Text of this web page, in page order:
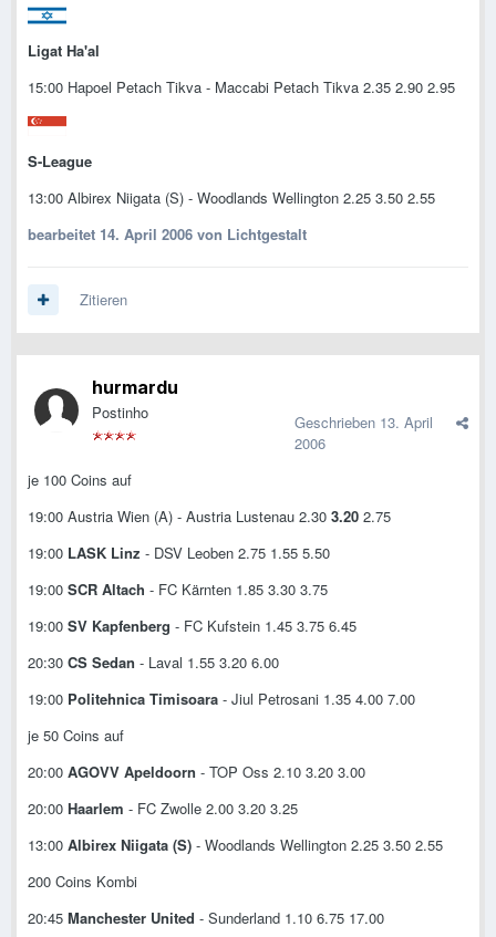
Ligat Ha'al
15:00 Hapoel Petach Tikva - Maccabi Petach Tikva 2.35 2.90 2.95
S-League
13:00 Albirex Niigata (S) - Woodlands Wellington 2.25 3.50 2.55
bearbeitet 14. April 2006 von Lichtgestalt
Zitieren
hurmardu
Postinho Geschrieben 13. April
2006
je 100 Coins auf
19:00 Austria Wien (A) - Austria Lustenau 2.30 3.20 2.75
19:00 LASK Linz - DSV Leoben 2.75 1.55 5.50
19:00 SCR Altach - FC Kärnten 1.85 3.30 3.75
19:00 SV Kapfenberg - FC Kufstein 1.45 3.75 6.45
20:30 CS Sedan - Laval 1.55 3.20 6.00
19:00 Politehnica Timisoara - Jiul Petrosani 1.35 4.00 7.00
je 50 Coins auf
20:00 AGOVV Apeldoorn - TOP Oss 2.10 3.20 3.00
20:00 Haarlem - FC Zwolle 2.00 3.20 3.25
13:00 Albirex Niigata (S) - Woodlands Wellington 2.25 3.50 2.55
200 Coins Kombi
20:45 Manchester United - Sunderland 1.10 6.75 17.00